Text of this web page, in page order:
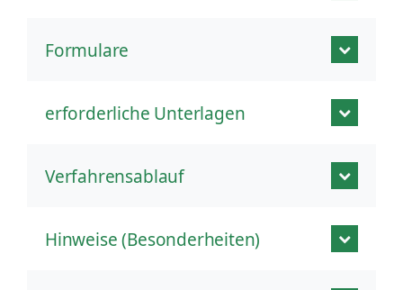
Formulare
erforderliche Unterlagen
Verfahrensablauf
Hinweise (Besonderheiten)